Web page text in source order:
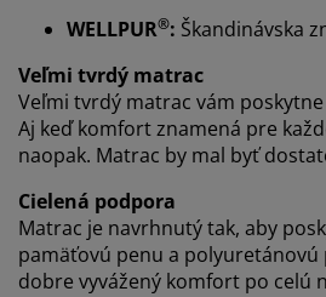
WELLPUR®: Škandinávska
Veľmi tvrdý matrac
Veľmi tvrdý matrac vám
Aj keď komfort znamená pre
naopak. Matrac by mal byť
Cielená podpora
Matrac je navrhnutý tak, aby
pamäťovú penu a polyuretánovú
dobre vyvážený komfort po celú